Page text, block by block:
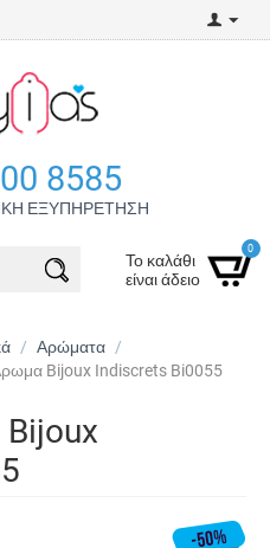
8585
ΕΞΥΠΗΡΕΤΗΣΗ
Το καλάθι
είναι άδειο
0
/ Αρώματα /
Bijoux Indiscrets Bi0055